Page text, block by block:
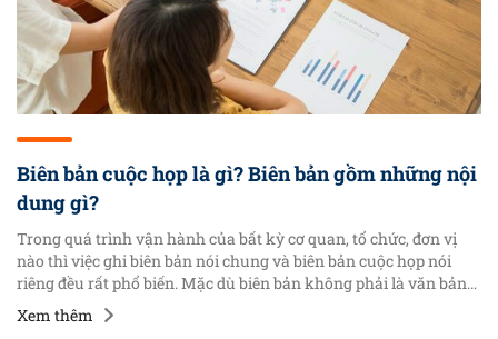
Biên bản cuộc họp là gì? Biên bản gồm những nội
dung gì?
Trong quá trình vận hành của bất kỳ cơ quan, tổ chức, đơn vị
nào thì việc ghi biên bản nói chung và biên bản cuộc họp nói
riêng đều rất phổ biến. Mặc dù biên bản không phải là văn bản
quy phạm pháp luật nhưng là một trong những văn bản thông
dụng dùng để ghi lại nội dung tình tiết, sự việc diễn ra trong một
Xem thêm